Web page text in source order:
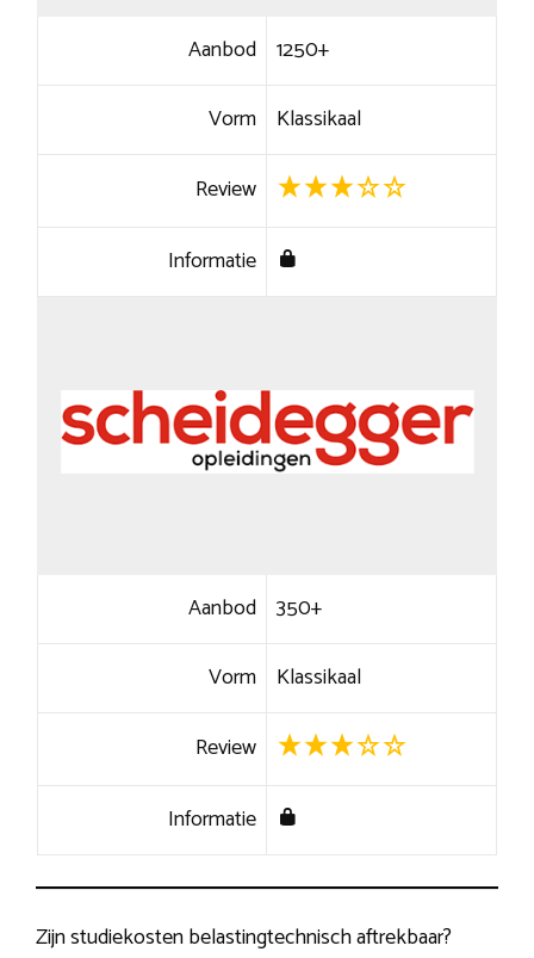
Aanbod 1250+
Vorm Klassikaal
Review
Informatie
Aanbod 350+
Vorm Klassikaal
Review
Informatie
Zijn studiekosten belastingtechnisch aftrekbaar?